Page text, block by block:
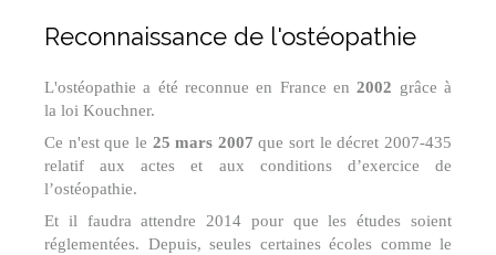
Reconnaissance de l'ostéopathie
L'ostéopathie a été reconnue en France en2002 grâce à
la loi Kouchner.
Ce n'est que le 25 mars 2007que sort le décret 2007-435
relatif aux actes et aux conditions d’exercice de
l’ostéopathie.
Et il faudra attendre 2014 pour que les études soient
réglementées. Depuis, seules certaines écoles comme le